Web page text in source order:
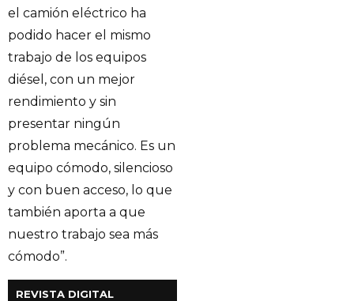
el camión eléctrico ha
podido hacer el mismo
trabajo de los equipos
diésel, con un mejor
rendimiento y sin
presentar ningún
problema mecánico. Es un
equipo cómodo, silencioso
y con buen acceso, lo que
también aporta a que
nuestro trabajo sea más
cómodo”.
REVISTA DIGITAL